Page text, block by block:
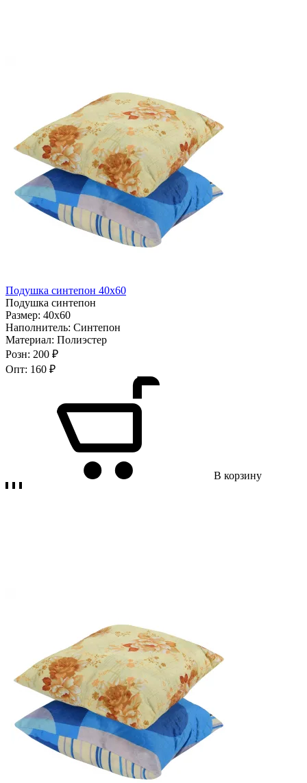
Подушка синтепон 40х60
Подушка синтепон
Размер: 40х60
Наполнитель: Синтепон
Материал: Полиэстер
Розн: 200 ₽
Опт: 160 ₽
В корзину